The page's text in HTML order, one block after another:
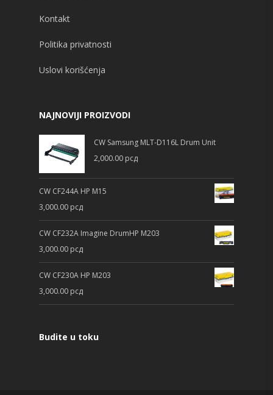
Kontakt
Politika privatnosti
Uslovi korišćenja
NAJNOVIJI PROIZVODI
CW Samsung MLT-D116L Drum Unit
2,000.00 рсд
CW CF244A HP M15
3,000.00 рсд
CW CF232A Imagine DrumHP M203
3,000.00 рсд
CW CF230A HP M203
3,000.00 рсд
Budite u toku